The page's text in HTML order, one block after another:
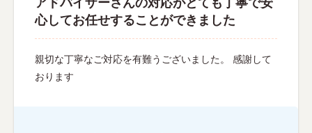
心してお任せすることができました
親切な丁寧なご対応を有難うございました。 感謝して
おります